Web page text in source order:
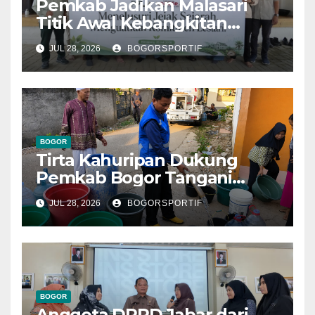
Pemkab Jadikan Malasari
Titik Awal Kebangkitan
Bogor, PPLI Perkuat
Komitmen Lestarikan Alam
dan Warisan Sejarah
JUL 28, 2026 BOGORSPORTIF
BOGOR
Tirta Kahuripan Dukung
Pemkab Bogor Tangani
Dampak Kemarau
JUL 28, 2026 BOGORSPORTIF
BOGOR